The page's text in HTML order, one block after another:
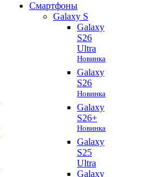
Смартфоны
Galaxy S
Galaxy
S26
Ultra
Новинка
Galaxy
S26
Новинка
Galaxy
S26+
Новинка
Galaxy
S25
Ultra
Galaxy